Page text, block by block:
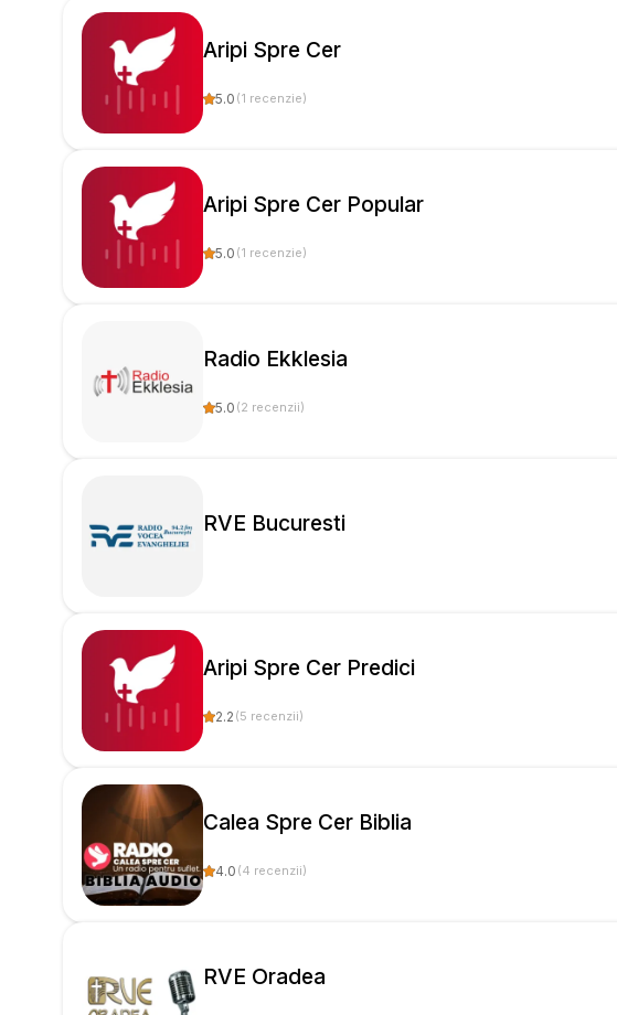
Aripi Spre Cer
5.0 (1 recenzie)
Aripi Spre Cer Popular
5.0 (1 recenzie)
Radio Ekklesia
5.0 (2 recenzii)
RVE Bucuresti
Aripi Spre Cer Predici
2.2 (5 recenzii)
Calea Spre Cer Biblia
4.0 (4 recenzii)
RVE Oradea